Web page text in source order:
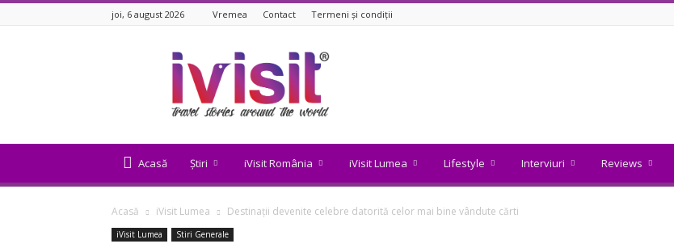
joi, 6 august 2026 Vremea Contact Termeni și condiții
iVisit.ro
Acasă Știri iVisit România iVisit Lumea Lifestyle Interviuri Reviews
Acasă iVisit Lumea Destinații devenite celebre datorită celor mai bine vândute cărti
iVisit Lumea Stiri Generale